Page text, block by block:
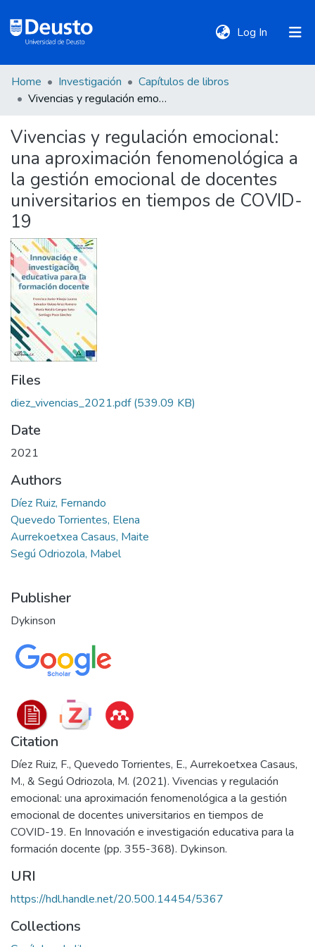
Log In (current)
DeustoTeka
Communities
&
Collections
All of DSpace
Statistics
Policies
Home Investigación
Capítulos de libros
Vivencias y regulación emocional: una aproximación fenomenológica a la gestión emocional de docentes universitarios en tiempos de COVID-19
Vivencias y regulación emocional:
una aproximación fenomenológica a
la gestión emocional de docentes
universitarios en tiempos de COVID-
19
Files
diez_vivencias_2021.pdf(539.09 KB)
Date
2021
Authors
Díez Ruiz, Fernando
Quevedo Torrientes, Elena
Aurrekoetxea Casaus, Maite
Segú Odriozola, Mabel
Publisher
Dykinson
Citation
Díez Ruiz, F., Quevedo Torrientes, E., Aurrekoetxea Casaus,
M., & Segú Odriozola, M. (2021). Vivencias y regulación
emocional: una aproximación fenomenológica a la gestión
emocional de docentes universitarios en tiempos de
COVID-19. En Innovación e investigación educativa para la
formación docente (pp. 355-368). Dykinson.
URI
https://hdl.handle.net/20.500.14454/5367
Collections